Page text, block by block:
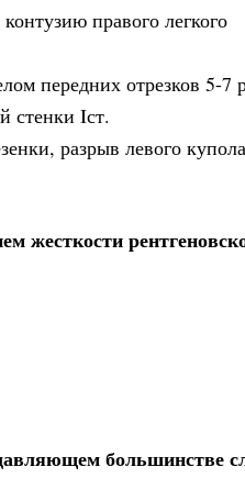
правого легкого
передних отрезков 5-7
стенки Iст.
разрыв левого
жесткости
большинстве